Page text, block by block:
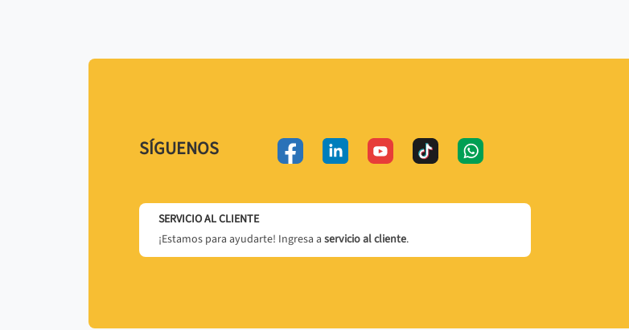
SÍGUENOS
SERVICIO AL CLIENTE
¡Estamos para ayudarte! Ingresa a servicio al cliente.